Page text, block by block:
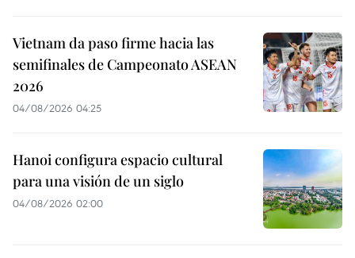
Vietnam da paso firme hacia las
semifinales de Campeonato ASEAN
2026
04/08/2026 04:25
Hanoi configura espacio cultural
para una visión de un siglo
04/08/2026 02:00